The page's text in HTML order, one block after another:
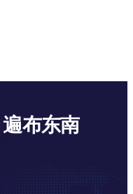
遍布东南